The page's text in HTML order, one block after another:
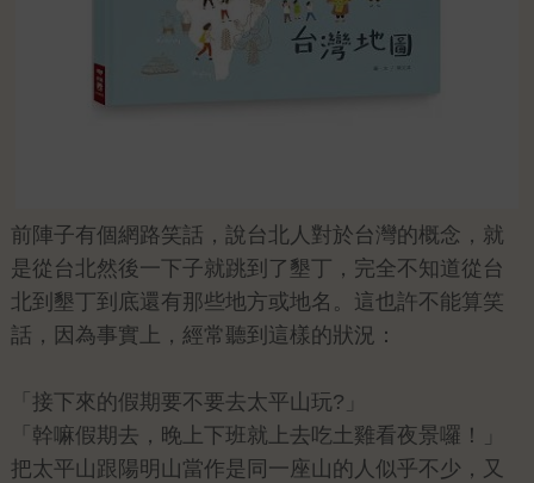
前陣子有個網路笑話，說台北人對於台灣的概念，就
是從台北然後一下子就跳到了墾丁，完全不知道從台
北到墾丁到底還有那些地方或地名。這也許不能算笑
話，因為事實上，經常聽到這樣的狀況：
「接下來的假期要不要去太平山玩?」
「幹嘛假期去，晚上下班就上去吃土雞看夜景囉！」
把太平山跟陽明山當作是同一座山的人似乎不少，又